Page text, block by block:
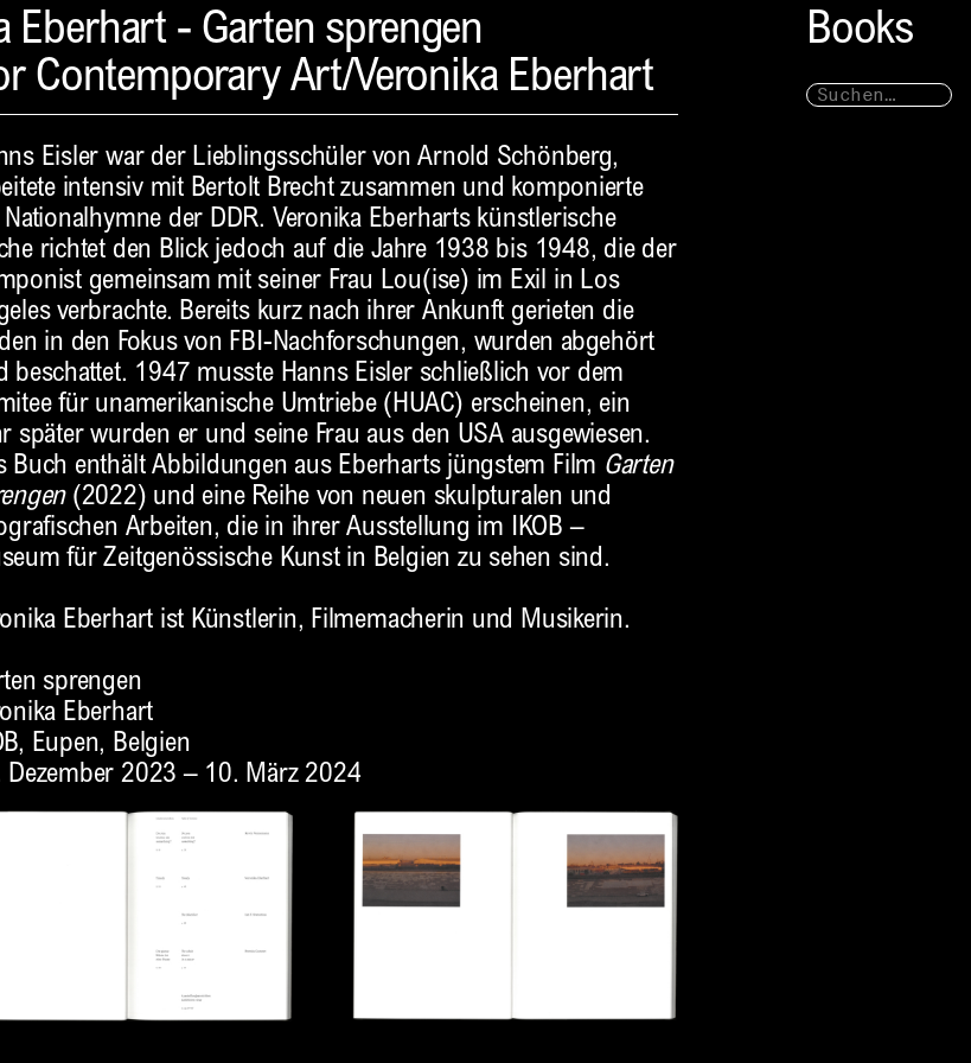
Books
Eberhart - Garten sprengen
Contemporary Art/Veronika Eberhart
Eisler war der Lieblingsschüler von Arnold Schönberg,
intensiv mit Bertolt Brecht zusammen und komponierte
Nationalhymne der DDR. Veronika Eberharts künstlerische
richtet den Blick jedoch auf die Jahre 1938 bis 1948, die der
gemeinsam mit seiner Frau Lou(ise) im Exil in Los
verbrachte. Bereits kurz nach ihrer Ankunft gerieten die
in den Fokus von FBI-Nachforschungen, wurden abgehört
beschattet. 1947 musste Hanns Eisler schließlich vor dem
für unamerikanische Umtriebe (HUAC) erscheinen, ein
später wurden er und seine Frau aus den USA ausgewiesen.
Buch enthält Abbildungen aus Eberharts jüngstem Film Garten
(2022) und eine Reihe von neuen skulpturalen und
Arbeiten, die in ihrer Ausstellung im IKOB –
für Zeitgenössische Kunst in Belgien zu sehen sind.
Eberhart ist Künstlerin, Filmemacherin und Musikerin.
sprengen
Eberhart
Eupen, Belgien
Dezember 2023 – 10. März 2024